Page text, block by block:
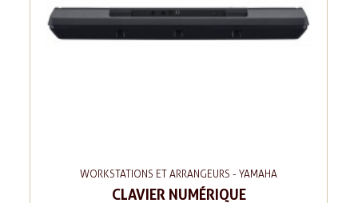
WORKSTATIONS ET ARRANGEURS - YAMAHA
CLAVIER NUMÉRIQUE